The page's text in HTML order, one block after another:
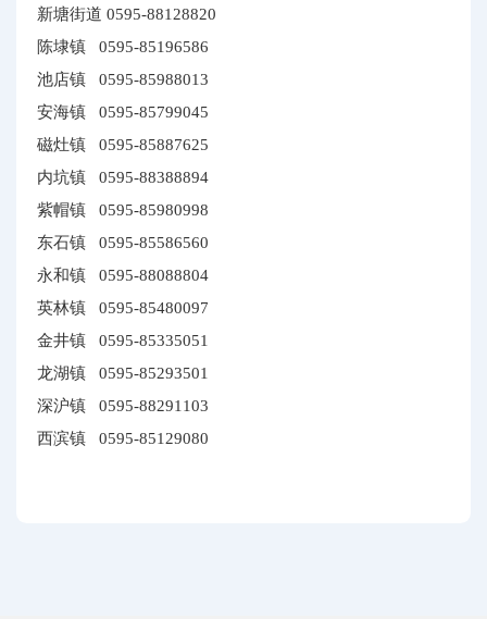
新塘街道 0595-88128820
陈埭镇 0595-85196586
池店镇 0595-85988013
安海镇 0595-85799045
磁灶镇 0595-85887625
内坑镇 0595-88388894
紫帽镇 0595-85980998
东石镇 0595-85586560
永和镇 0595-88088804
英林镇 0595-85480097
金井镇 0595-85335051
龙湖镇 0595-85293501
深沪镇 0595-88291103
西滨镇 0595-85129080